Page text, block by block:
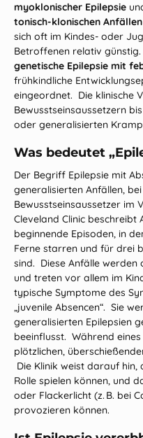
myoklonischer Epilepsie
tonisch‑klonischen
sich oft im Kindes‑ oder
Betroffenen relativ
genetische Epilepsie mit
frühkindliche
eingeordnet. Die klinische
Bewusstseinsaussetzern
oder generalisierten
Was bedeutet
Der Begriff Epilepsie mit
generalisierten Anfällen,
Bewusstseinsaussetzer im
Cleveland Clinic
beginnende Episoden, in
Ferne starren und für drei
sind. Diese Anfälle
und treten vor allem im
typische Symptome des
„juvenile Absencen“. Sie
generalisierten Epilepsien
beeinflusst. Während
plötzlichen,
Die Klinik weist darauf
Rolle spielen können, und
oder Flackerlicht (z. B. bei
provozieren können.